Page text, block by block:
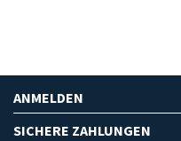
ANMELDEN
SICHERE ZAHLUNGEN